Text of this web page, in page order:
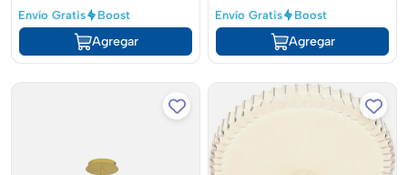
Envío Gratis
Boost
Agregar
Envío Gratis
Boost
Agregar